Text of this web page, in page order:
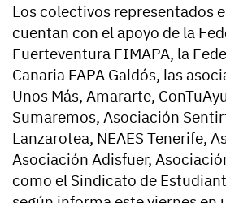
Los colectivos representados
cuentan con el apoyo de la
Fuerteventura FIMAPA, la
Canaria FAPA Galdós, las
Unos Más, Amararte,
Sumaremos, Asociación
Lanzarotea, NEAES Tenerife,
Asociación Adisfuer,
como el Sindicato de